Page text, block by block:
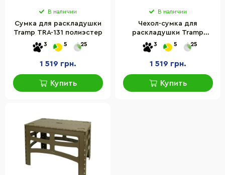
В наличии
Сумка для раскладушки
Tramp TRA-131 полиэстер
3 5 25
1 519 грн.
Купить
В наличии
Чехол-сумка для
раскладушки Tramp
UTRA-131, 83 x 94 x 25 см
3 5 25
1 519 грн.
Купить